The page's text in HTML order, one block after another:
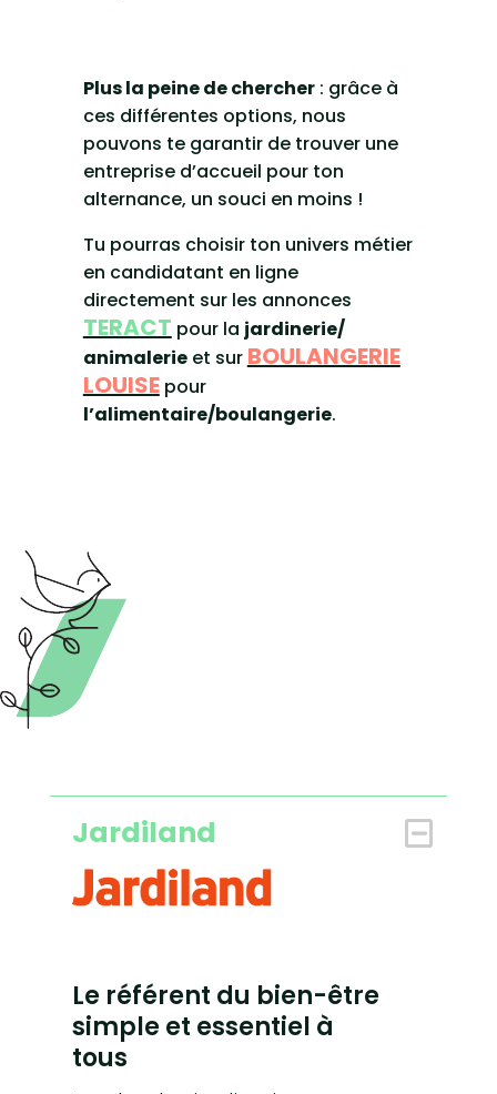
Plus la peine de chercher: grâce à
ces différentes options, nous
pouvons te garantir de trouver une
entreprise d’accueil pour ton
alternance, un souci en moins !
Tu pourras choisir ton univers métier
en candidatant en ligne
directement sur les annonces
TERACT pour la jardinerie/
animalerieet sur BOULANGERIE
LOUISEpour
l’alimentaire/boulangerie.
Jardiland
Le référent du bien-être
simple et essentiel à
tous